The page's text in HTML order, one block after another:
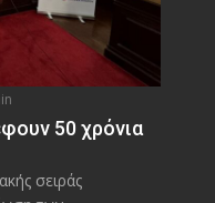
50 χρόνια
σειράς